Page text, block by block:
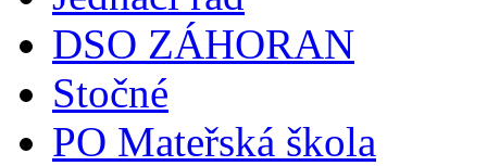
DSO ZÁHORAN
Stočné
PO Mateřská škola